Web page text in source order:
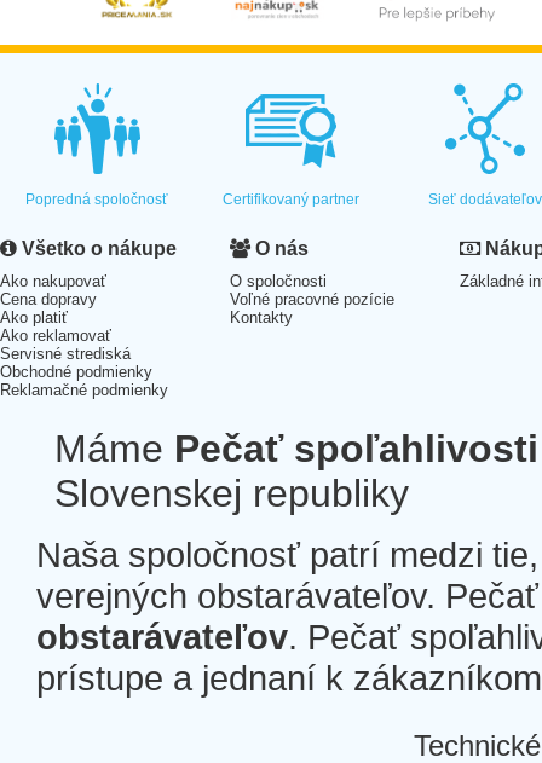
Popredná spoločnosť Certifikovaný partner Sieť dodávateľov
Všetko o nákupe
Ako nakupovať
Cena dopravy
Ako platiť
Ako reklamovať
Servisné strediská
Obchodné podmienky
Reklamačné podmienky
O nás
O spoločnosti
Voľné pracovné pozície
Kontakty
Základné
Máme Pečať spoľahlivosti
Slovenskej republiky
Naša spoločnosť patrí medzi
verejných obstarávateľov.
obstarávateľov. Pečať
prístupe a jednaní k